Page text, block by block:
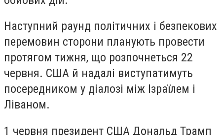
Наступний раунд політичних і безпекових
перемовин сторони планують провести
протягом тижня, що розпочнеться 22
червня. США й надалі виступатимуть
посередником у діалозі між Ізраїлем і
Ліваном.
1 червня президент США Дональд Трамп